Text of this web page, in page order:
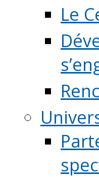
Le